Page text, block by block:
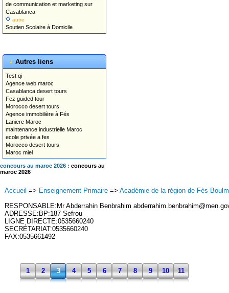
de communication et marketing sur
Casablanca
autre
Soutien Scolaire à Domicile
Autres liens
Test qi
Agence web maroc
Casablanca desert tours
Fez guided tour
Morocco desert tours
Agence immobilière à Fés
Laniere Maroc
maintenance industrielle Maroc
ecole privée a fes
Morocco desert tours
Maroc miel
concours au maroc 2026 : concours au
maroc 2026
Accueil => Enseignement Primaire => Académie de la région de Fès-
RESPONSABLE:Mr Abderrahin Benbrahim
ADRESSE:BP:187 Sefrou
LIGNE DIRECTE:0535660240
SECRÉTARIAT:0535660240
FAX:0535661492
1 2 3 4 5 6 7 8 9 10 11